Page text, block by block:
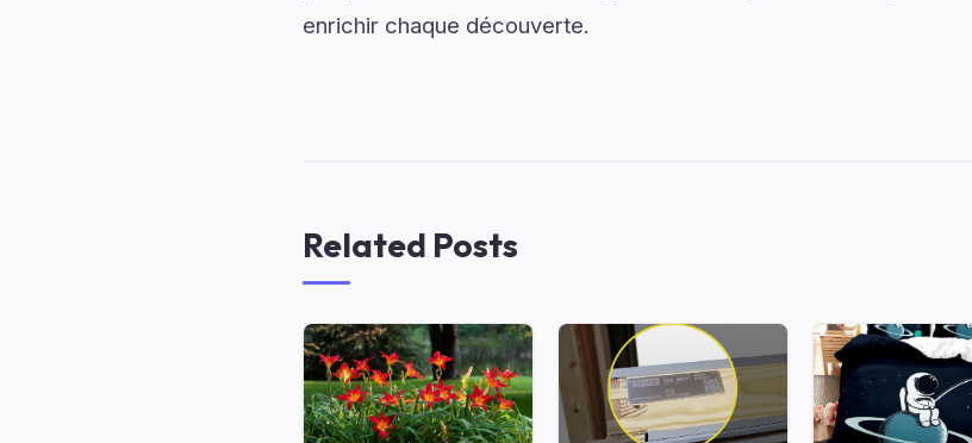
enrichir chaque découverte.
Related Posts